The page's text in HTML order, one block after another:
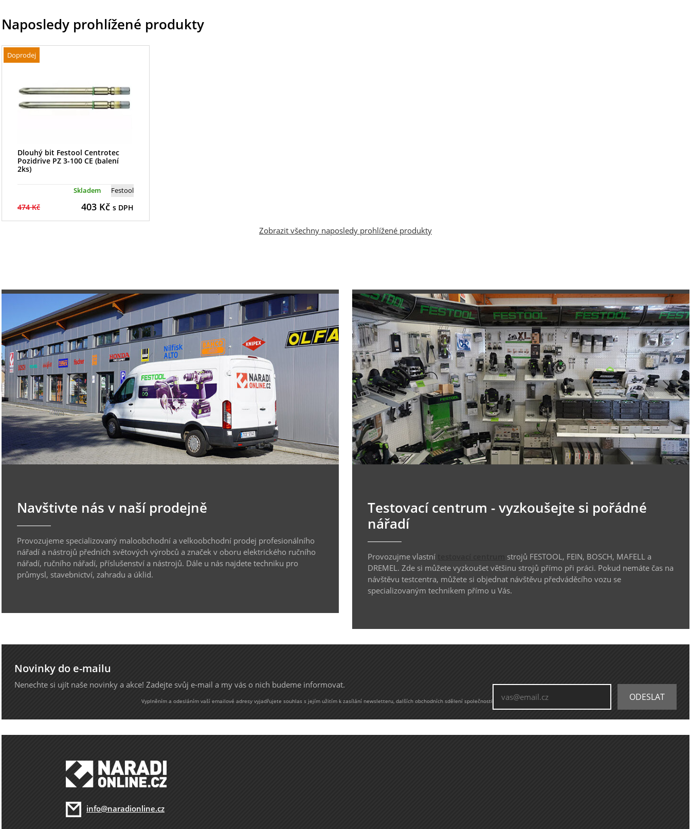
Naposledy prohlížené produkty
Doprodej
Dlouhý bit Festool Centrotec
Pozidrive PZ 3-100 CE (balení
2ks)
Festool
Skladem
474 Kč 403Kč s DPH
Zobrazit všechny naposledy prohlížené produkty
Navštivte nás v naší prodejně
Provozujeme specializovaný maloobchodní a velkoobchodní prodej profesionálního
nářadí a nástrojů předních světových výrobců a značek v oboru elektrického ručního
nářadí, ručního nářadí, příslušenství a nástrojů. Dále u nás najdete techniku pro
průmysl, stavebnictví, zahradu a úklid.
Testovací centrum - vyzkoušejte si pořádné
nářadí
Provozujme vlastní
strojů FESTOOL, FEIN, BOSCH, MAFELL a
DREMEL. Zde si můžete vyzkoušet většinu strojů přímo při práci. Pokud nemáte čas na
návštěvu testcentra, můžete si objednat návštěvu předváděcího vozu se
specializovaným technikem přímo u Vás.
Novinky do e-mailu
Nenechte si ujít naše novinky a akce! Zadejte svůj e-mail a my vás o nich budeme informovat.
Vyplněním a odesláním vaší emailové adresy vyjadřujete souhlas s jejím užitím k zasílání newsletteru, dalších obchodních sdělení společnosti
info@naradionline.cz